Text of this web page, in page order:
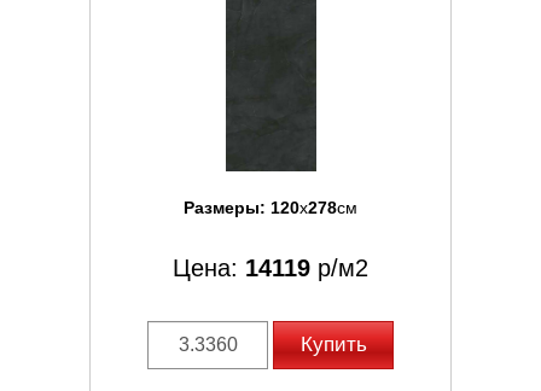
Размеры: 120x278см
Цена: 14119 р/м2
Купить